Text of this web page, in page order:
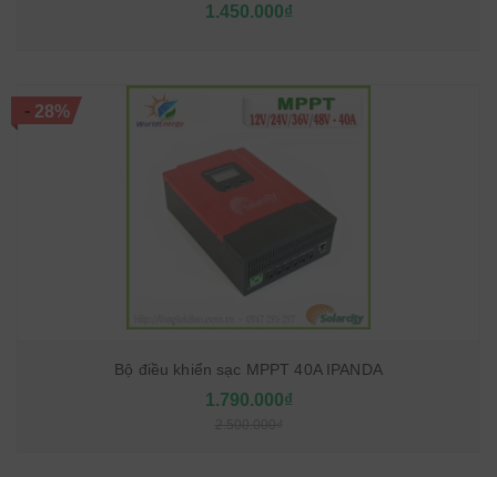
1.450.000₫
-28%
Bộ điều khiển sạc MPPT 40A IPANDA
1.790.000₫